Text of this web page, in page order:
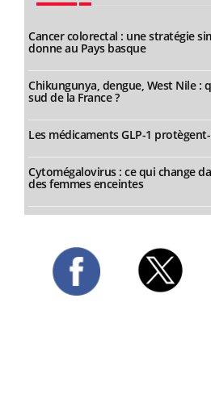
Cancer colorectal : une stratégie
donne au Pays basque
Chikungunya, dengue, West Nile :
sud de la France ?
Les médicaments GLP-1
Cytomégalovirus : ce qui change
des femmes enceintes